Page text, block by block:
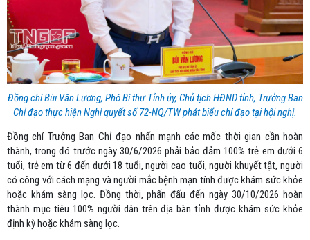
Đồng chí Bùi Văn Lương, Phó Bí thư Tỉnh ủy, Chủ tịch HĐND tỉnh, Trưởng Ban
Chỉ đạo thực hiện Nghị quyết số 72-NQ/TW phát biểu chỉ đạo tại hội nghị.
Đồng chí Trưởng Ban Chỉ đạo nhấn mạnh các mốc thời gian cần hoàn
thành, trong đó trước ngày 30/6/2026 phải bảo đảm 100% trẻ em dưới 6
tuổi, trẻ em từ 6 đến dưới 18 tuổi, người cao tuổi, người khuyết tật, người
có công với cách mạng và người mắc bệnh mạn tính được khám sức khỏe
hoặc khám sàng lọc. Đồng thời, phấn đấu đến ngày 30/10/2026 hoàn
thành mục tiêu 100% người dân trên địa bàn tỉnh được khám sức khỏe
định kỳ hoặc khám sàng lọc.